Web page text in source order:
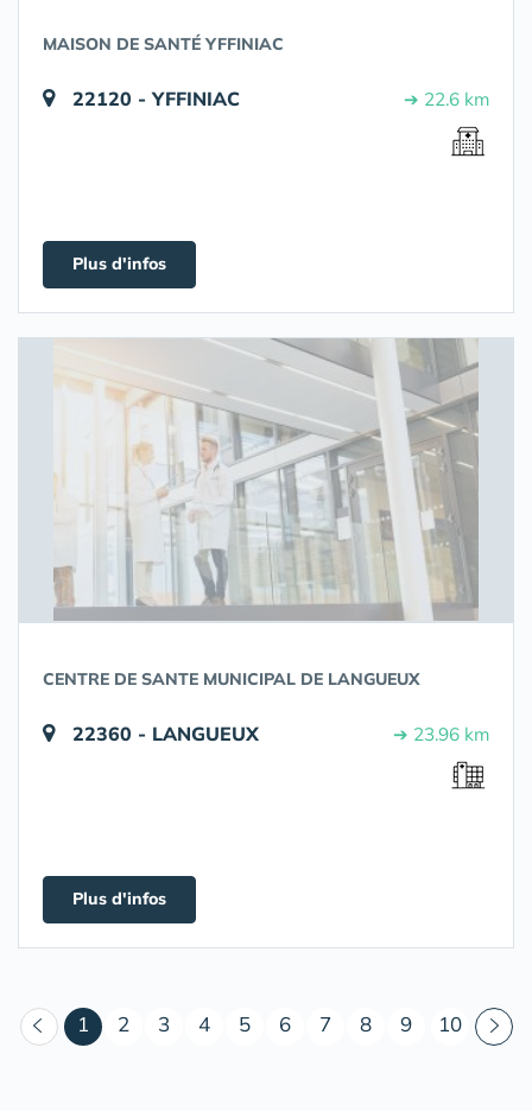
MAISON DE SANTÉ YFFINIAC
22120 - YFFINIAC ➔ 22.6 km
Plus d'infos
CENTRE DE SANTE MUNICIPAL DE LANGUEUX
22360 - LANGUEUX ➔ 23.96 km
Plus d'infos
1 (courant)
2 3 4 5 6 7 8 9 10